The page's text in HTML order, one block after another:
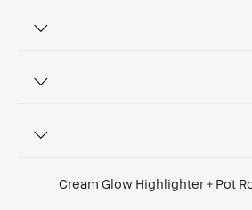
Cream Glow Highlighter + Pot